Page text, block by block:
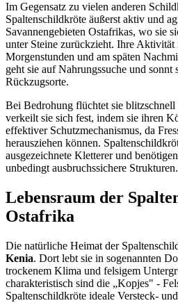
Im Gegensatz zu vielen anderen
Spaltenschildkröte äußerst aktiv und
Savannengebieten Ostafrikas, wo sie
unter Steine zurückzieht. Ihre
Morgenstunden und am späten
geht sie auf Nahrungssuche und
Rückzugsorte.
Bei Bedrohung flüchtet sie
verkeilt sie sich fest, indem sie ihren
effektiver Schutzmechanismus, da
herausziehen können.
ausgezeichnete Kletterer und
unbedingt ausbruchssichere Strukturen.
Lebensraum der
Ostafrika
Die natürliche Heimat der
Kenia. Dort lebt sie in sogenannten
trockenem Klima und felsigem
charakteristisch sind die „Kopjes" -
Spaltenschildkröte ideale Versteck-